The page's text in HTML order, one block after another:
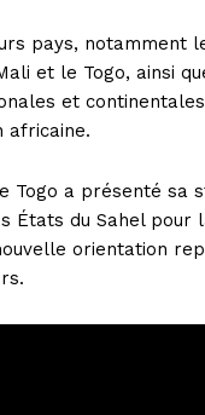
pays, notamment
et le Togo, ainsi
et
africaine.
Togo a présenté sa
États du Sahel pour
orientation